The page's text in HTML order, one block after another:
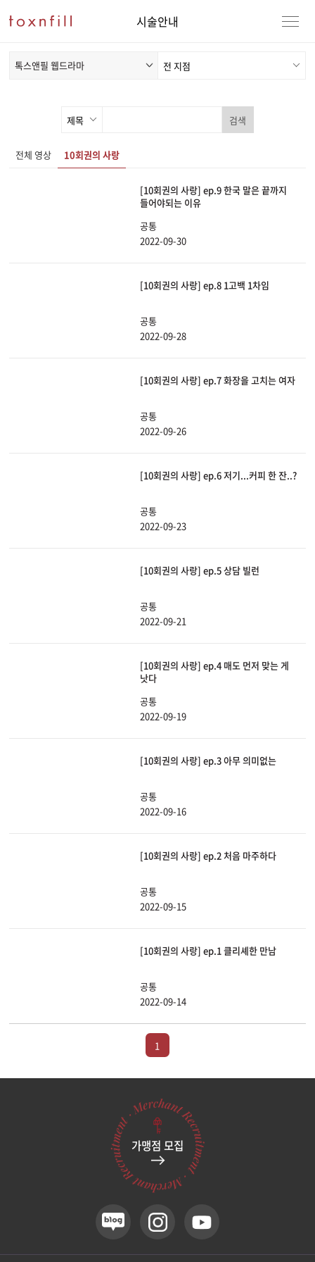
시술안내
톡스앤필 웹드라마
검색
전체 영상 10회권의 사랑
[10회권의 사랑] ep.9 한국 말은 끝까지
들어야되는 이유
공통
2022-09-30
[10회권의 사랑] ep.8 1고백 1차임
공통
2022-09-28
[10회권의 사랑] ep.7 화장을 고치는 여자
공통
2022-09-26
[10회권의 사랑] ep.6 저기...커피 한 잔..?
공통
2022-09-23
[10회권의 사랑] ep.5 상담 빌런
공통
2022-09-21
[10회권의 사랑] ep.4 매도 먼저 맞는 게
낫다
공통
2022-09-19
[10회권의 사랑] ep.3 아무 의미없는
공통
2022-09-16
[10회권의 사랑] ep.2 처음 마주하다
공통
2022-09-15
[10회권의 사랑] ep.1 클리셰한 만남
공통
2022-09-14
1
가맹점 모집